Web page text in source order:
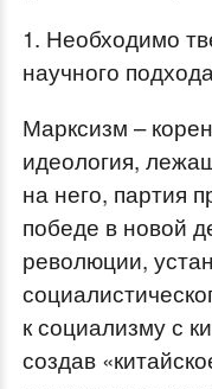
1. Необходимо
научного
Марксизм –
идеология,
на него, партия
победе в новой
революции,
к социализму с
создав